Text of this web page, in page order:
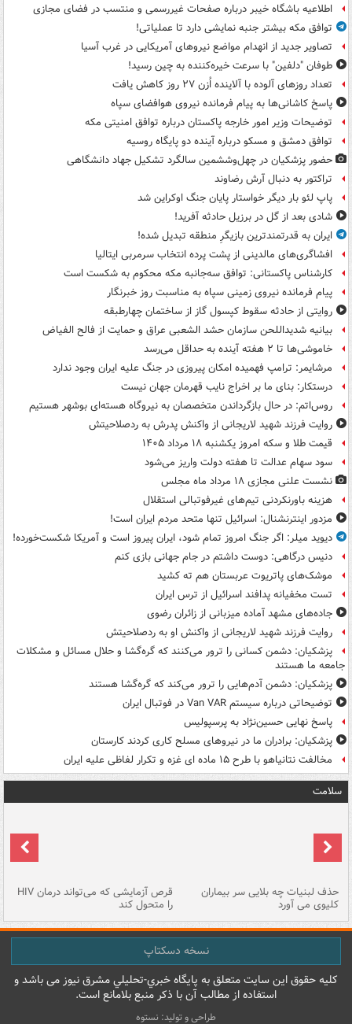
اطلاعیه باشگاه خیبر درباره صفحات غیررسمی و منتسب در فضای مجازی
توافق مکه بیشتر جنبه نمایشی دارد تا عملیاتی!
تصاویر جدید از انهدام مواضع نیروهای آمریکایی در غرب آسیا
طوفان "دلفین" با سرعت خیره‌کننده به چین رسید!
تعداد روزهای آلوده با آلاینده اُزن ۲۷ روز کاهش یافت
پاسخ کاشانی‌ها به پیام فرمانده نیروی هوافضای سپاه
توضیحات وزیر امور خارجه پاکستان درباره توافق امنیتی مکه
توافق دمشق و مسکو درباره آینده دو پایگاه روسیه
حضور پزشکیان در چهل‌وششمین سالگرد تشکیل جهاد دانشگاهی
تراکتور به دنبال آرش رضاوند
پاپ لئو بار دیگر خواستار پایان جنگ اوکراین شد
شادی بعد از گل در برزیل حادثه آفرید!
ایران به قدرتمندترین بازیگرِ منطقه تبدیل شده!
افشاگری‌های مالدینی از پشت پرده انتخاب سرمربی ایتالیا
کارشناس پاکستانی: توافق سه‌جانبه مکه محکوم به شکست است
پیام فرمانده نیروی زمینی سپاه به مناسبت روز خبرنگار
روایتی از حادثه سقوط کپسول گاز از ساختمان چهارطبقه
بیانیه شدیداللحن سازمان حشد الشعبی عراق و حمایت از فالح الفیاض
خاموشی‌ها تا ۲ هفته آینده به حداقل می‌رسد
مرشایمر: ترامپ فهمیده امکان پیروزی در جنگ علیه ایران وجود ندارد
درستکار: بنای ما بر اخراج نایب قهرمان جهان نیست
روس‌اتم: در حال بازگرداندن متخصصان به نیروگاه هسته‌ای بوشهر هستیم
روایت فرزند شهید لاریجانی از واکنش پدرش به ردصلاحیتش
قیمت طلا و سکه امروز یکشنبه ۱۸ مرداد ۱۴۰۵
سود سهام عدالت تا هفته دولت واریز می‌شود
نشست علنی مجازی ۱۸ مرداد ماه مجلس
هزینه باورنکردنی تیم‌های غیرفوتبالی استقلال
مزدور اینترنشنال: اسرائیل تنها متحد مردم ایران است!
دیوید میلر: اگر جنگ امروز تمام شود، ایران پیروز است و آمریکا شکست‌خورده!
دنیس درگاهی: دوست داشتم در جام جهانی بازی کنم
موشک‌های پاتریوت عربستان هم ته‌ کشید
تست مخفیانه پدافند اسرائیل از ترس ایران
جاده‌های مشهد آماده میزبانی از زائران رضوی
روایت فرزند شهید لاریجانی از واکنش او به ردصلاحیتش
پزشکیان: دشمن کسانی را ترور می‌کنند که گره‌گشا و حلال مسائل و مشکلات
جامعه ما هستند
پزشکیان: دشمن آدم‌هایی را ترور می‌کند که گره‌گشا هستند
توضیحاتی درباره سیستم Van VAR در فوتبال ایران
پاسخ نهایی حسین‌نژاد به پرسپولیس
پزشکیان: برادران ما در نیروهای مسلح کاری کردند کارستان
مخالفت نتانیاهو با طرح ۱۵ ماده ای غزه و تکرار لفاظی علیه ایران
سلامت
حذف لبنیات چه بلایی سر بیماران
کلیوی می آورد
قرص آزمایشی که می‌تواند درمان HIV
را متحول کند
نسخه دسکتاپ
کليه حقوق اين سايت متعلق به پایگاه خبري-تحليلي مشرق نيوز می باشد و
استفاده از مطالب آن با ذکر منبع بلامانع است.
طراحی و تولید: نستوه